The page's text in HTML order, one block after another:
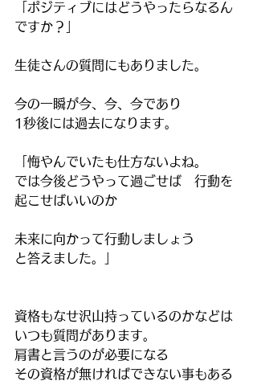
「ポジティブにはどうやったらなるん
ですか？」
生徒さんの質問にもありました。
今の一瞬が今、今、今であり
1秒後には過去になります。
「悔やんでいたも仕方ないよね。
では今後どうやって過ごせば　行動を
起こせばいいのか
未来に向かって行動しましょう
と答えました。」
資格もなせ沢山持っているのかなどは
いつも質問があります。
肩書と言うのが必要になる
その資格が無ければできない事もある